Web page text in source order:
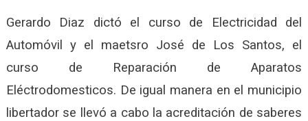
Gerardo Diaz dictó el curso de Electricidad del
Automóvil y el maetsro José de Los Santos, el
curso de Reparación de Aparatos
Eléctrodomesticos. De igual manera en el municipio
libertador se llevó a cabo la acreditación de saberes